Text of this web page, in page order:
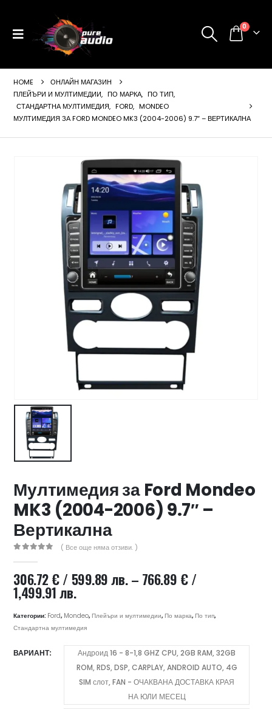
0
HOME
ОНЛАЙН МАГАЗИН
ПЛЕЙЪРИ И МУЛТИМЕДИИ, ПО МАРКА, ПО ТИП,
СТАНДАРТНА МУЛТИМЕДИЯ, FORD, MONDEO
МУЛТИМЕДИЯ ЗА FORD MONDEO MK3 (2004-2006) 9.7″ – ВЕРТИКАЛНА
Мултимедия за Ford Mondeo
MK3 (2004-2006) 9.7″ –
Вертикална
( Все още няма отзиви. )
306.72€/ 599.89 лв.– 766.89 €/
1,499.91 лв.Price
range:
306.72 €
/
599.89 лв.
through
766.89 €
/
1,499.91 лв.
Категории: Ford, Mondeo,Плейъри и мултимедии,По марка,По тип,
Стандартна мултимедия
ВАРИАНТ
Андроид 16 - 8-1,8 GHZ CPU, 2GB RAM, 32GB
ROM, RDS, DSP, CARPLAY, ANDROID AUTO, 4G
SIM слот, FAN - ОЧАКВАНА ДОСТАВКА КРАЯ
НА ЮЛИ МЕСЕЦ